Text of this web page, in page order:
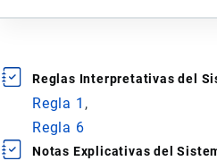
Reglas Interpretativas del
Regla 1
Regla 6
Notas Explicativas del